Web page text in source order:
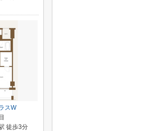
スW
徒歩3分